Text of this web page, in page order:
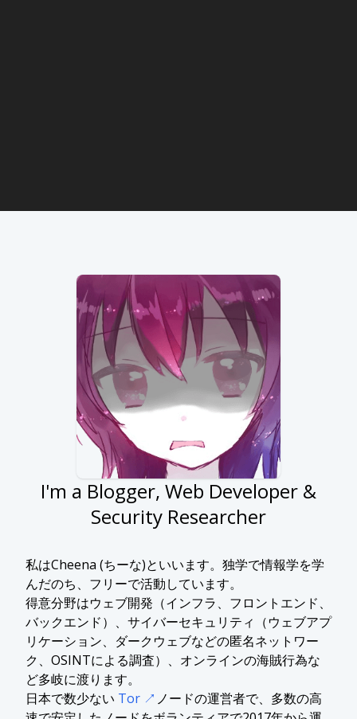
I'm a Blogger, Web Developer &
Security Researcher
私はCheena (ちーな)といいます。独学で情報学を学
んだのち、フリーで活動しています。
得意分野はウェブ開発（インフラ、フロントエンド、
バックエンド）、サイバーセキュリティ（ウェブアプ
リケーション、ダークウェブなどの匿名ネットワー
ク、OSINTによる調査）、オンラインの海賊行為な
ど多岐に渡ります。
日本で数少ない Tor
ノードの運営者で、多数の高